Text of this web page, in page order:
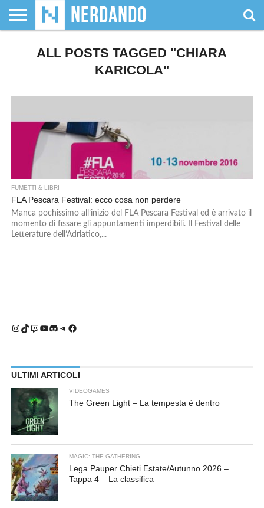
SIAMO
GIOCHI
GIOCHI
VIDEOGAMES
FILM
FUMETTI
& LIBRI
MAGIC:
THE
DUNGEONS
WRESTLING
NERDANDO
AWARDS
BOLLINI
ALL POSTS TAGGED "CHIARA
KARICOLA"
FUMETTI & LIBRI
FLA Pescara Festival: ecco cosa non perdere
Manca pochissimo all’inizio del FLA Pescara Festival ed è arrivato il
momento di fissare gli appuntamenti imperdibili. Il Festival delle
Letterature dell’Adriatico,...
Instagram
TikTok
Twitch
YouTube
Discord
Telegram
Facebook
ULTIMI ARTICOLI
VIDEOGAMES
The Green Light – La tempesta è dentro
MAGIC: THE GATHERING
Lega Pauper Chieti Estate/Autunno 2026 –
Tappa 4 – La classifica